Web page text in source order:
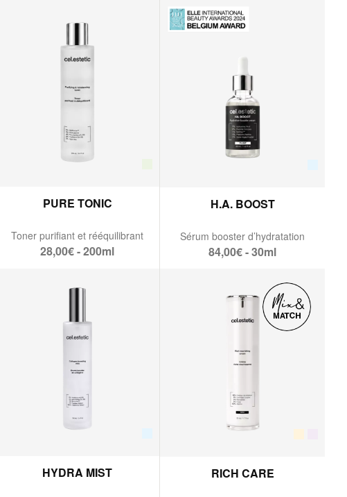
PURE TONIC
Toner purifiant et rééquilibrant
28,00€ - 200ml
H.A. BOOST
Sérum booster d’hydratation
84,00€ - 30ml
HYDRA MIST RICH CARE